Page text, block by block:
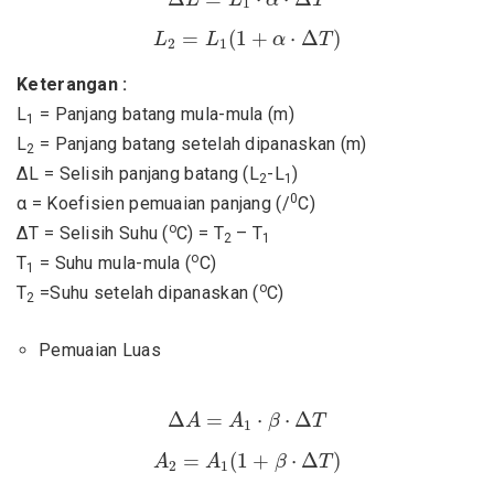
1
L2 = L1(1 + α ⋅ ΔT )
=L 1(1 + T)
Keterangan :
L1
= Panjang batang mula-mula (m)
L2 = Panjang batang setelah dipanaskan (m)
ΔL = Selisih panjang batang (L2-L1 )
α = Koefisien pemuaian panjang (/0C)
ΔT = Selisih Suhu (oC) = T2 – T1
T1 = Suhu mula-mula (oC)
T2 =Suhu setelah dipanaskan (oC)
Pemuaian Luas
ΔA = A1 ⋅ β ⋅ ΔT
Δ A1 ⋅Δ T
A2 = A1(1 + β ⋅ ΔT)
A 1(1 + ⋅Δ T )